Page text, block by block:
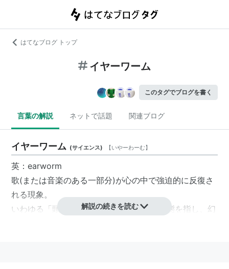
はてなブログ トップ
イヤーワーム
このタグでブログを書く
言葉の解説 ネットで話題 関連ブログ
イヤーワーム (サイエンス) 【いやーわーむ】
英：earworm
歌(または音楽のある一部分)が心の中で強迫的に反復さ
れる現象。
いわゆる「頭にこびりついて離れない」状態を指し、幻
解説の続きを読む